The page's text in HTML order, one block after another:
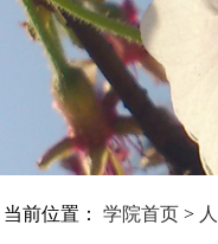
当前位置： 学院首页 >